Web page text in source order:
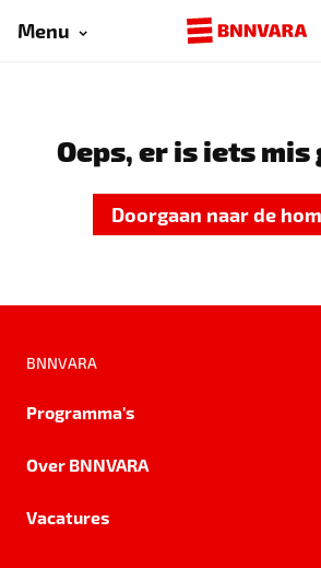
Menu
Oeps, er is iets mis
Doorgaan naar de
BNNVARA
Programma's
Over BNNVARA
Vacatures